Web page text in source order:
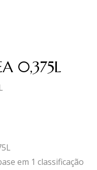
0,375L
em 1 classificação